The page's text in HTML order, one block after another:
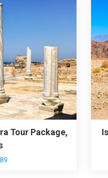
Tour Package,